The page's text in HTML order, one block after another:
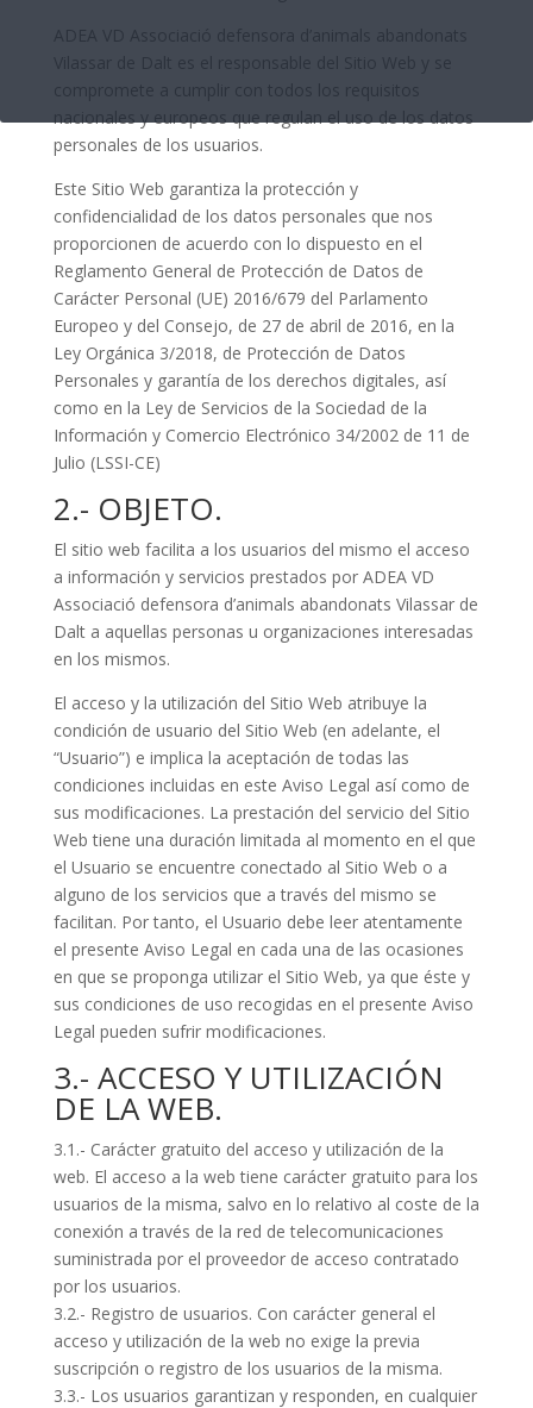
nacionales y europeos que regulan el uso de los datos
personales de los usuarios.
Este Sitio Web garantiza la protección y
confidencialidad de los datos personales que nos
proporcionen de acuerdo con lo dispuesto en el
Reglamento General de Protección de Datos de
Carácter Personal (UE) 2016/679 del Parlamento
Europeo y del Consejo, de 27 de abril de 2016, en la
Ley Orgánica 3/2018, de Protección de Datos
Personales y garantía de los derechos digitales, así
como en la Ley de Servicios de la Sociedad de la
Información y Comercio Electrónico 34/2002 de 11 de
Julio (LSSI-CE)
2.- OBJETO.
El sitio web facilita a los usuarios del mismo el acceso
a información y servicios prestados por ADEA VD
Associació defensora d’animals abandonats Vilassar de
Dalt a aquellas personas u organizaciones interesadas
en los mismos.
El acceso y la utilización del Sitio Web atribuye la
condición de usuario del Sitio Web (en adelante, el
“Usuario”) e implica la aceptación de todas las
condiciones incluidas en este Aviso Legal así como de
sus modificaciones. La prestación del servicio del Sitio
Web tiene una duración limitada al momento en el que
el Usuario se encuentre conectado al Sitio Web o a
alguno de los servicios que a través del mismo se
facilitan. Por tanto, el Usuario debe leer atentamente
el presente Aviso Legal en cada una de las ocasiones
en que se proponga utilizar el Sitio Web, ya que éste y
sus condiciones de uso recogidas en el presente Aviso
Legal pueden sufrir modificaciones.
3.- ACCESO Y UTILIZACIÓN
DE LA WEB.
3.1.- Carácter gratuito del acceso y utilización de la
web. El acceso a la web tiene carácter gratuito para los
usuarios de la misma, salvo en lo relativo al coste de la
conexión a través de la red de telecomunicaciones
suministrada por el proveedor de acceso contratado
por los usuarios.
3.2.- Registro de usuarios. Con carácter general el
acceso y utilización de la web no exige la previa
suscripción o registro de los usuarios de la misma.
3.3.- Los usuarios garantizan y responden, en cualquier